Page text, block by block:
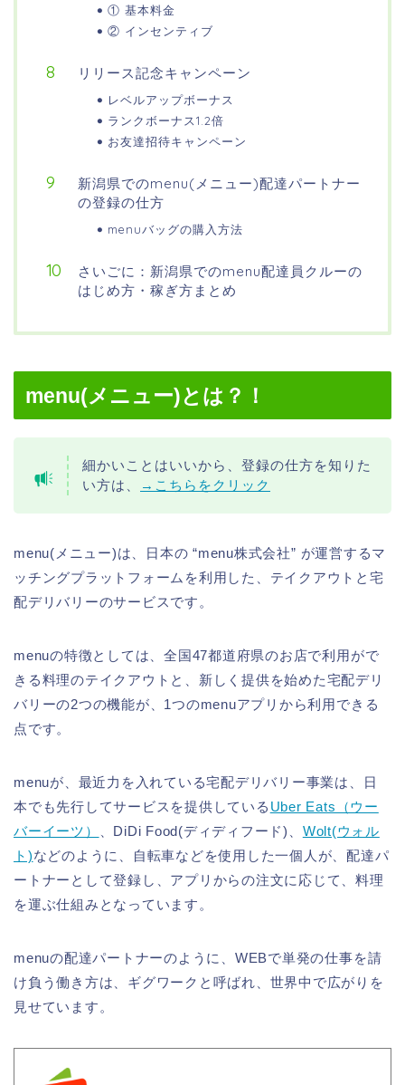
① 基本料金
② インセンティブ
リリース記念キャンペーン
レベルアップボーナス
ランクボーナス1.2倍
お友達招待キャンペーン
新潟県でのmenu(メニュー)配達パートナー
の登録の仕方
menuバッグの購入方法
さいごに：新潟県でのmenu配達員クルーの
はじめ方・稼ぎ方まとめ
menu(メニュー)とは？！
細かいことはいいから、登録の仕方を知りた
い方は、
→こちらをクリック
menu(メニュー)は、日本の “menu株式会社” が運営するマ
ッチングプラットフォームを利用した、テイクアウトと宅
配デリバリーのサービスです。
menuの特徴としては、全国47都道府県のお店で利用がで
きる料理のテイクアウトと、新しく提供を始めた宅配デリ
バリーの2つの機能が、1つのmenuアプリから利用できる
点です。
menuが、最近力を入れている宅配デリバリー事業は、日
本でも先行してサービスを提供している Uber Eats（ウー
バーイーツ）
、DiDi Food(ディディフード)、 Wolt(ウォル
ト)などのように、自転車などを使用した一個人が、配達パ
ートナーとして登録し、アプリからの注文に応じて、料理
を運ぶ仕組みとなっています。
menuの配達パートナーのように、WEBで単発の仕事を請
け負う働き方は、ギグワークと呼ばれ、世界中で広がりを
見せています。